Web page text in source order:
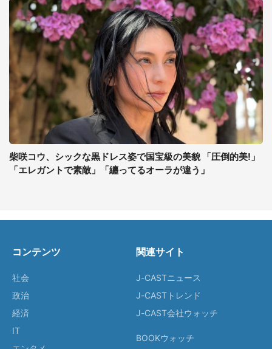
柴咲コウ、シックな黒ドレス姿で国宝級の美貌 「圧倒的美!」
「エレガントで素敵」「纏ってるオーラが違う」
コンテンツ
社会
政治
経済
IT
関連サイト
J-CASTニュース
J-CASTトレンド
J-CAST会社ウォッチ
BOOKウォッチ